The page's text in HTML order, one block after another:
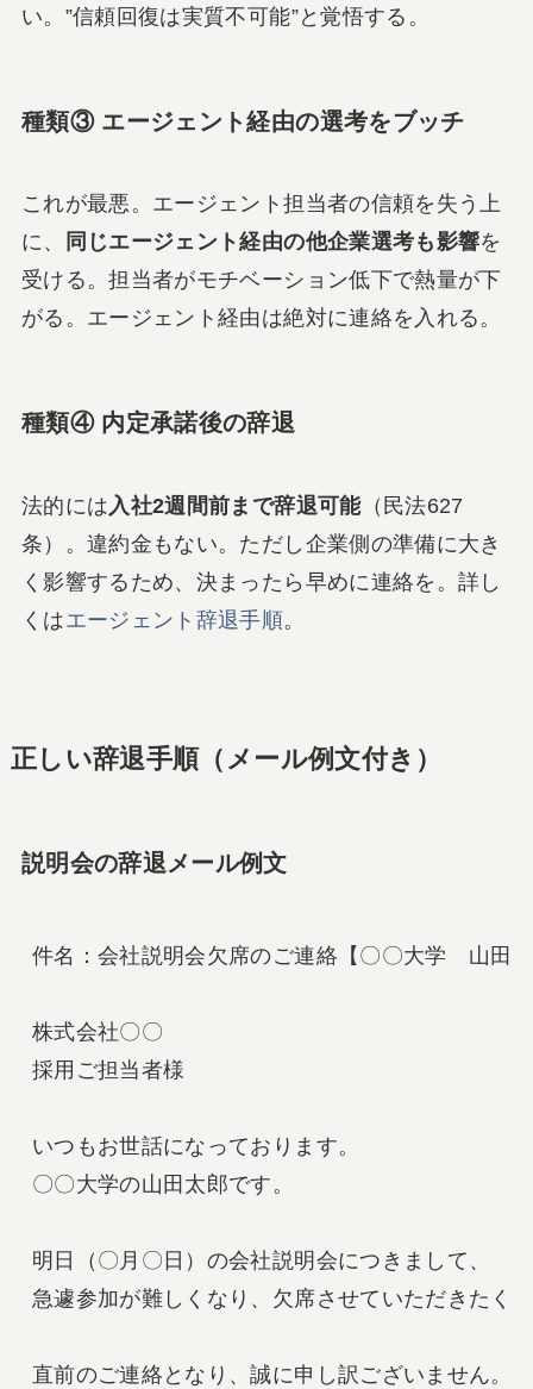
い。”信頼回復は実質不可能”と覚悟する。
種類③ エージェント経由の選考をブッチ
これが最悪。エージェント担当者の信頼を失う上
に、
同じエージェント経由の他企業選考も影響を
受ける。担当者がモチベーション低下で熱量が下
がる。エージェント経由は絶対に連絡を入れる。
種類④ 内定承諾後の辞退
法的には 入社2週間前まで辞退可能（民法627
条）。違約金もない。ただし企業側の準備に大き
く影響するため、決まったら早めに連絡を。詳し
くはエージェント辞退手順。
正しい辞退手順（メール例文付き）
説明会の辞退メール例文
件名：会社説明会欠席のご連絡【〇〇大学　山田
株式会社〇〇
採用ご担当者様
いつもお世話になっております。
〇〇大学の山田太郎です。
明日（〇月〇日）の会社説明会につきまして、
急遽参加が難しくなり、欠席させていただきたく
直前のご連絡となり、誠に申し訳ございません。